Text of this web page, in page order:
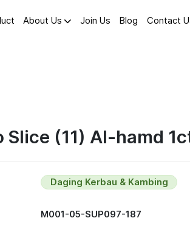
About Us Join Us Blog Contact
(11) Al-hamd
Daging Kerbau & Kambing
M001-05-SUP097-187